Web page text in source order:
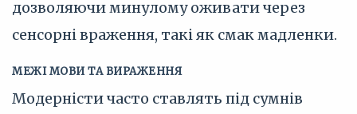
дозволяючи минулому оживати через
сенсорні враження, такі як смак мадленки.
МЕЖІ МОВИ ТА ВИРАЖЕННЯ
Модерністи часто ставлять під сумнів